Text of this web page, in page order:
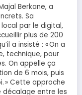
Berkane, a
Sa
par le digital,
plus de 200
a insisté : « On a
technique, pour
On appelle ça
de 6 mois, puis
» Cette approche
décalage entre les